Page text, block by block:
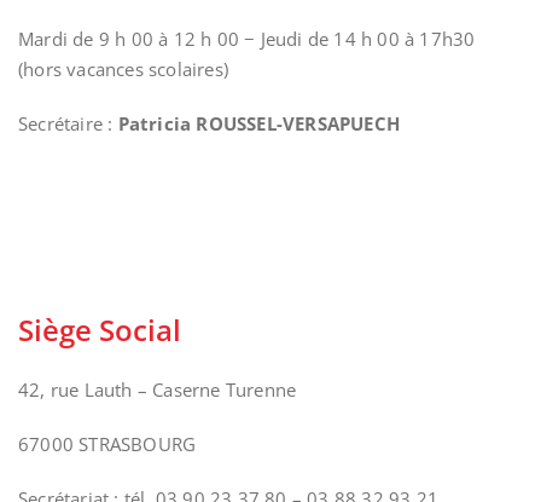
Mardi de 9 h 00 à 12 h 00 − Jeudi de 14 h 00 à 17h30
(hors vacances scolaires)
Secrétaire : Patricia ROUSSEL-VERSAPUECH
Siège Social
42, rue Lauth – Caserne Turenne
67000 STRASBOURG